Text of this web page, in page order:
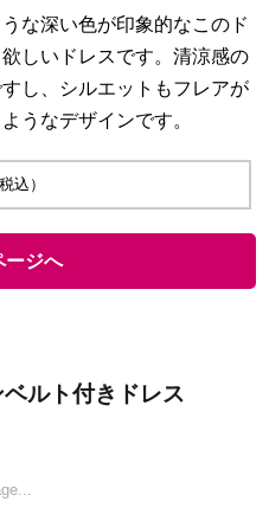
な深い色が印象的なこのド
しいドレスです。清涼感の
し、シルエットもフレアが
うなデザインです。
込）
ージへ
ルト付きドレス